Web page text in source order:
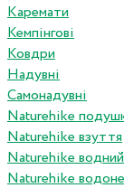
Каремати
Кемпінгові
Ковдри
Надувні
Самонадувні
Naturehike
Naturehike взуття
Naturehike
Naturehike